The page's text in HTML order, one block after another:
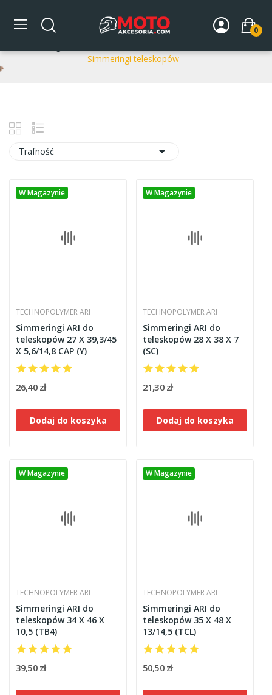
0
Simmeringi teleskopów
Simmeringi teleskopów
Trafność 
W Magazynie
TECHNOPOLYMER ARI
Simmeringi ARI do
teleskopów 27 X 39,3/45
X 5,6/14,8 CAP (Y)
26,40 zł
Dodaj do koszyka
W Magazynie
TECHNOPOLYMER ARI
Simmeringi ARI do
teleskopów 28 X 38 X 7
(SC)
21,30 zł
Dodaj do koszyka
W Magazynie
TECHNOPOLYMER ARI
Simmeringi ARI do
teleskopów 34 X 46 X
10,5 (TB4)
39,50 zł
W Magazynie
TECHNOPOLYMER ARI
Simmeringi ARI do
teleskopów 35 X 48 X
13/14,5 (TCL)
50,50 zł